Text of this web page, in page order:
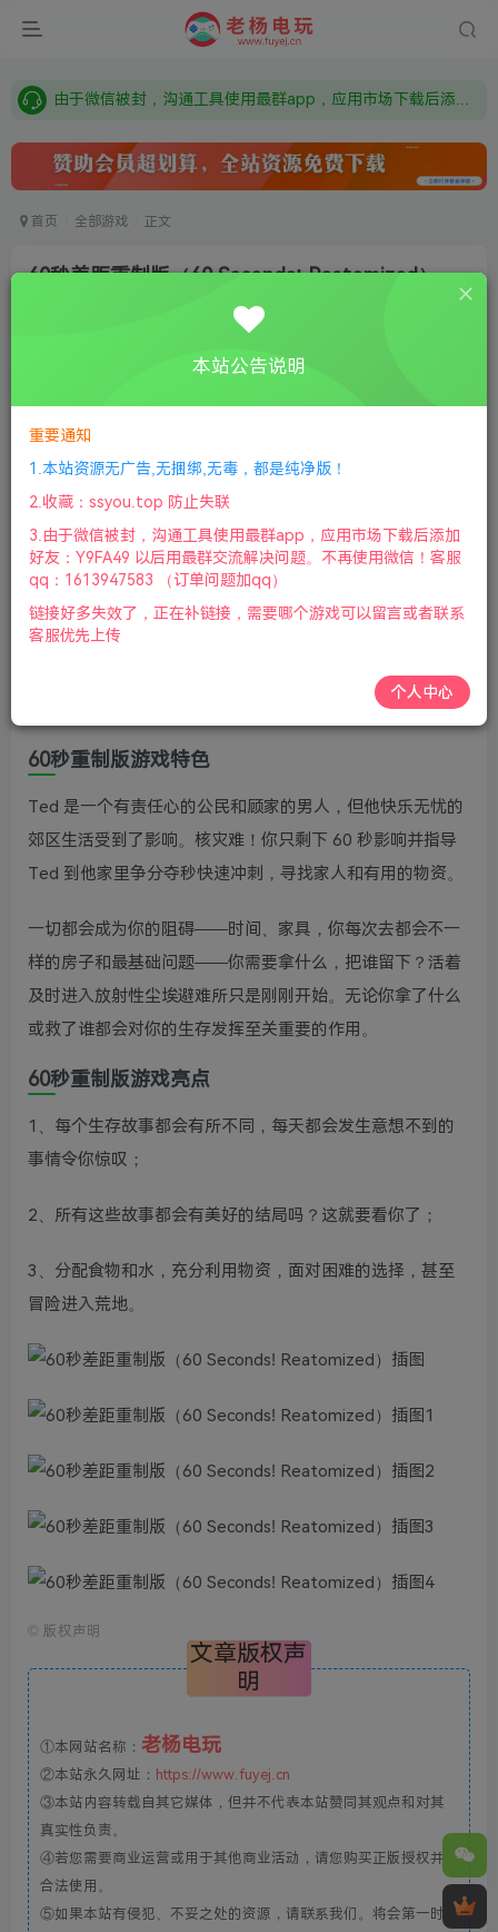
需要什么游戏请联系客服，若链接失效请联系客服，百度网盘边上的激活码也是解压密码
由于微信被封，沟通工具使用最群app，应用市场下载后添加好友：Y9FA49 以后用最群交流解决问题。不再使用微信！
首页 全部游戏 正文
60秒差距重制版（60 Seconds! Reatomized）
①下载安装教程 ②下载安装视频教程 ③ 游戏运行
版本:v1.1.5.32|容量2.6GB|官方简体中文|支持键盘.鼠标.手
柄|2024年03月04号更新
游戏介绍
60秒是一款具有黑色喜剧风格的生存冒险游戏。在核灾难
前，你需要尽可能收集生存物资，营救家人。躲进避难所求
生。做困难的决定，分配食物，捕捉突变蟑螂。也许你会生
60秒重制版游戏特色
Ted 是一个有责任心的公民和顾家的男人，但他快乐无忧的
郊区生活受到了影响。核灾难！你只剩下 60 秒影响并指导
Ted 到他家里争分夺秒快速冲刺，寻找家人和有用的物资。
一切都会成为你的阻碍——时间、家具，你每次去都会不一
样的房子和最基础问题——你需要拿什么，把谁留下？活着
及时进入放射性尘埃避难所只是刚刚开始。无论你拿了什么
或救了谁都会对你的生存发挥至关重要的作用。
60秒重制版游戏亮点
1、每个生存故事都会有所不同，每天都会发生意想不到的
事情令你惊叹；
2、所有这些故事都会有美好的结局吗？这就要看你了；
3、分配食物和水，充分利用物资，面对困难的选择，甚至
冒险进入荒地。
© 版权声明
文章版权声
明
①本网站名称： 老杨电玩
②本站永久网址： https://www.fuyej.cn
③本站内容转载自其它媒体，但并不代表本站赞同其观点和对其
真实性负责。
④若您需要商业运营或用于其他商业活动，请您购买正版授权并
合法使用。
⑤如果本站有侵犯、不妥之处的资源，请联系我们。将会第一时
本站公告说明
重要通知
1.本站资源无广告,无捆绑,无毒，都是纯净版！
2.收藏：ssyou.top 防止失联
3.由于微信被封，沟通工具使用最群app，应用市场下载后添加
好友：Y9FA49 以后用最群交流解决问题。不再使用微信！客服
qq：1613947583 （订单问题加qq）
链接好多失效了，正在补链接，需要哪个游戏可以留言或者联系
客服优先上传
个人中心